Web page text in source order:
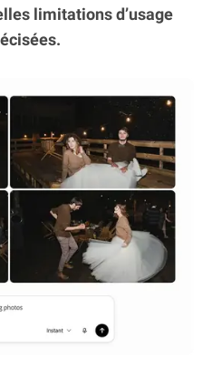
limitations d’usage